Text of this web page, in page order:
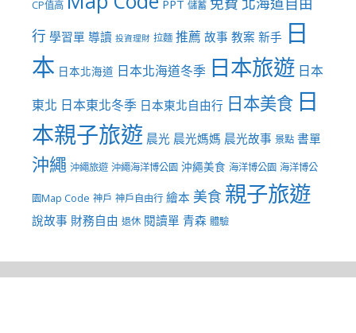
CP值高 PPT 儲蓄
行 學習單 導讀 投資理財 拉麵 推薦 故事 教案 新手 日
本 日本北海道 日本北海道冬季 日本旅遊 日本
東北 日本東北冬季 日本東北自由行 日本美食 日
本親子旅遊 晨光 晨光媽媽 晨光故事 景點 書單
沖繩 沖繩旅遊 沖繩海洋博公園 沖繩美食 海洋博公園 海洋博公
園Map Code 神戶 神戶自由行 繪本 美食 親子旅遊
說故事 財務自由 退休 閱讀單 青森 體驗